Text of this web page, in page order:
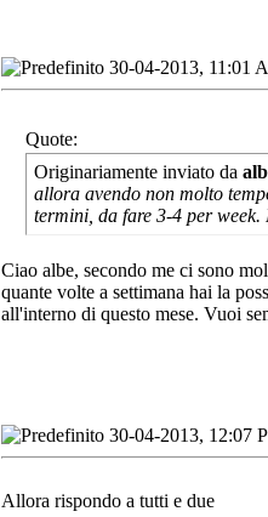
30-04-2013, 11:01
Quote:
Originariamente inviato da
allora avendo non molto
termini, da fare 3-4 per
Ciao albe, secondo me ci sono
quante volte a settimana hai la
all'interno di questo mese. Vuoi
30-04-2013, 12:07
Allora rispondo a tutti e due